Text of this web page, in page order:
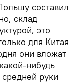
составил
склад
это
для Китая
они вложат
нибудь
руки